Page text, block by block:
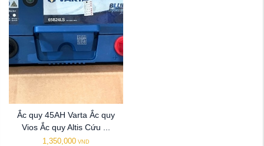
Ắc quy 45AH Varta Ắc quy
Vios Ắc quy Altis Cứu ...
1,350,000 VND